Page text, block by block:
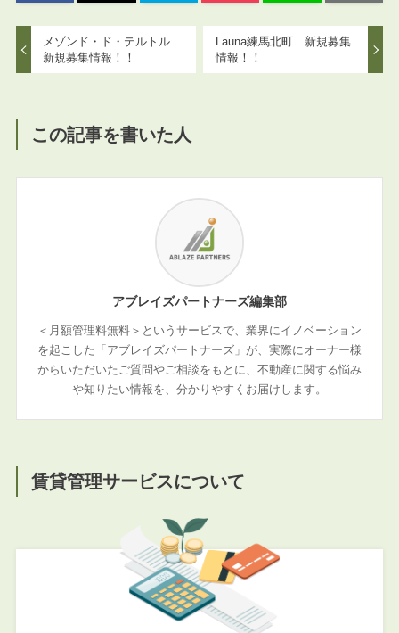
メゾンド・ド・テルトル
新規募集情報！！
Launa練馬北町 新規募集
情報！！
この記事を書いた人
アブレイズパートナーズ編集部
＜月額管理料無料＞というサービスで、業界にイノベーション
を起こした「アブレイズパートナーズ」が、実際にオーナー様
からいただいたご質問やご相談をもとに、不動産に関する悩み
や知りたい情報を、分かりやすくお届けします。
賃貸管理サービスについて